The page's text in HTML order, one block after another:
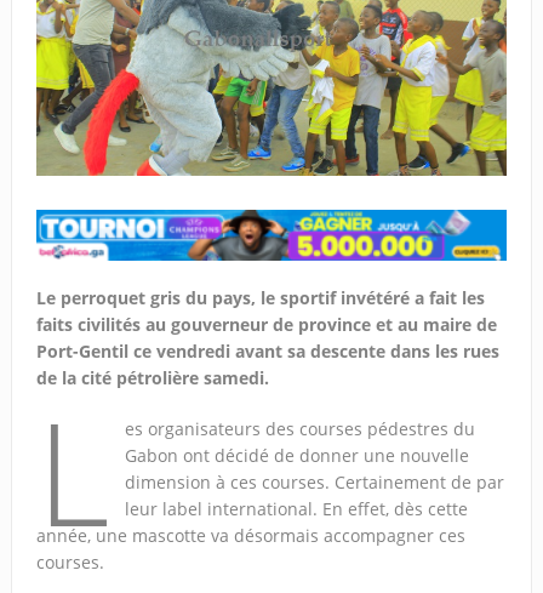
Le perroquet gris du pays, le sportif invétéré a fait les
faits civilités au gouverneur de province et au maire de
Port-Gentil ce vendredi avant sa descente dans les rues
de la cité pétrolière samedi.
L
es organisateurs des courses pédestres du
Gabon ont décidé de donner une nouvelle
dimension à ces courses. Certainement de par
leur label international. En effet, dès cette
année, une mascotte va désormais accompagner ces
courses.